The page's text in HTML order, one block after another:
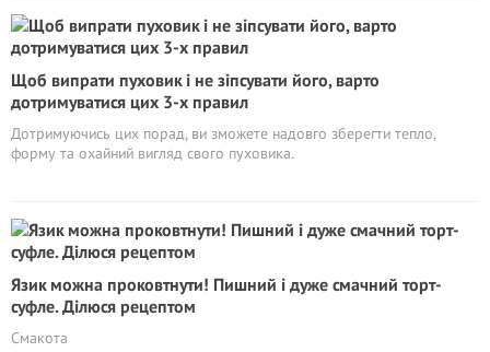
Щоб випрати пуховик і не зіпсувати його, варто
дотримуватися цих 3-х правил
Дотримуючись цих порад, ви зможете надовго зберегти тепло,
форму та охайний вигляд свого пуховика.
Язик можна проковтнути! Пишний і дуже смачний торт-
суфле. Ділюся рецептом
Смакота